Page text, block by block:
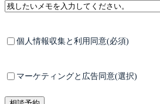
容
択
残し
を入
ださ
個
報
護
* 個人情報収集と利用同意(必須)
マ
ケ
マーケティングと広告同意(選択)